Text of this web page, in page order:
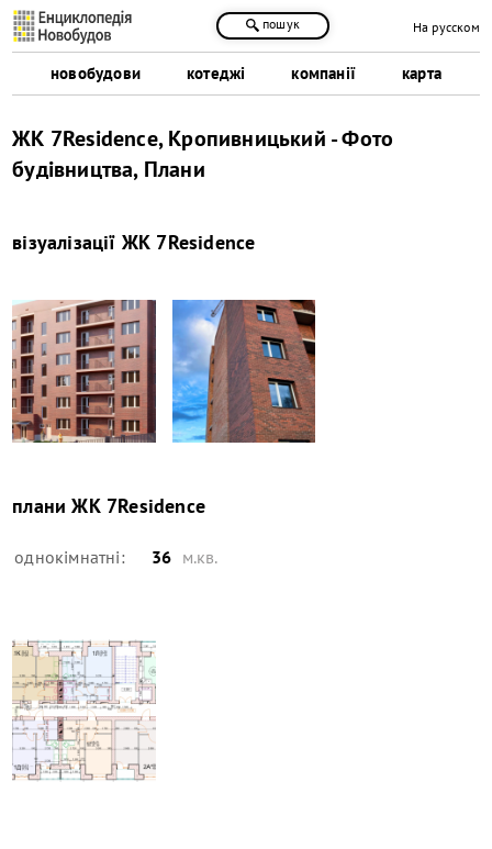
новобудови котеджі компанії карта
пошук На русском
ЖК 7Residence, Кропивницький - Фото
будівництва, Плани
візуалізації ЖК 7Residence
планиЖК 7Residence
однокімнатні: 36 м.кв.